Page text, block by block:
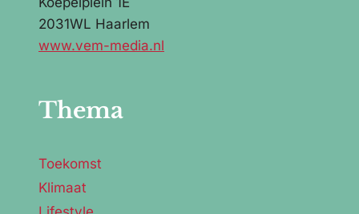
2031WL Haarlem
www.vem-media.nl
Thema
Toekomst
Klimaat